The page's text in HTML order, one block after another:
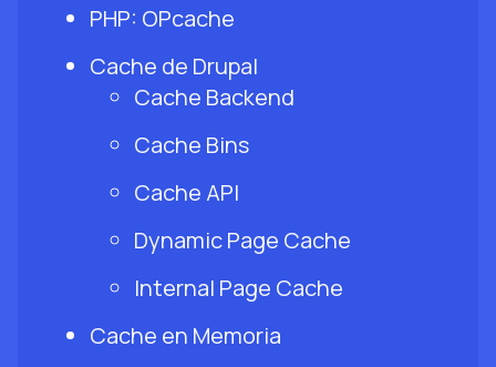
PHP: OPcache
Cache de Drupal
Cache Backend
Cache Bins
Cache API
Dynamic Page Cache
Internal Page Cache
Cache en Memoria